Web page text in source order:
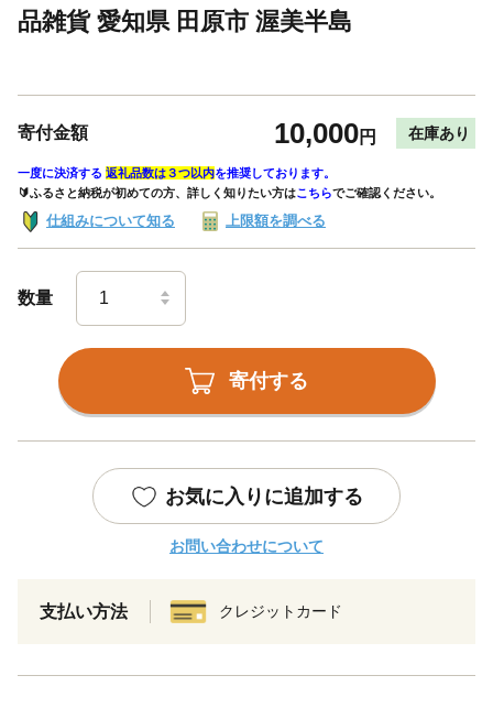
品雑貨 愛知県 田原市 渥美半島
寄付金額 10,000円 在庫あり
一度に決済する 返礼品数は３つ以内を推奨しております。
🔰ふるさと納税が初めての方、詳しく知りたい方はこちらでご確認ください。
仕組みについて知る 上限額を調べる
数量
寄付する
お気に入りに追加する
お問い合わせについて
支払い方法 クレジットカード